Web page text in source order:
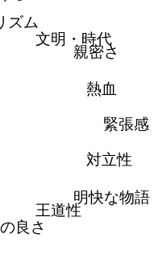
ズム
文明・時代
親密さ
熱血
緊張感
対立性
明快な物語
王道性
良さ